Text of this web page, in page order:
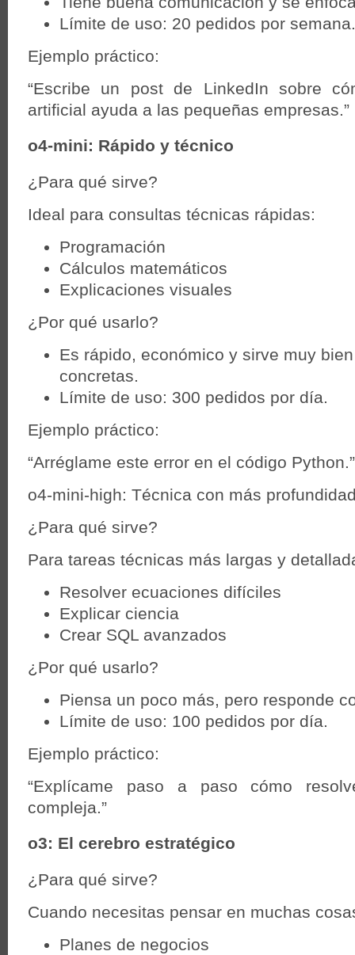
Límite de uso: 20 pedidos por semana.
Ejemplo práctico:
“Escribe un post de LinkedIn sobre
artificial ayuda a las pequeñas empresas.”
o4-mini: Rápido y técnico
¿Para qué sirve?
Ideal para consultas técnicas rápidas:
Programación
Cálculos matemáticos
Explicaciones visuales
¿Por qué usarlo?
Es rápido, económico y sirve muy
concretas.
Límite de uso: 300 pedidos por día.
Ejemplo práctico:
“Arréglame este error en el código Python.”
o4-mini-high: Técnica con más
¿Para qué sirve?
Para tareas técnicas más largas y
Resolver ecuaciones difíciles
Explicar ciencia
Crear SQL avanzados
¿Por qué usarlo?
Piensa un poco más, pero responde
Límite de uso: 100 pedidos por día.
Ejemplo práctico:
“Explícame paso a paso cómo
compleja.”
o3: El cerebro estratégico
¿Para qué sirve?
Cuando necesitas pensar en muchas
Planes de negocios